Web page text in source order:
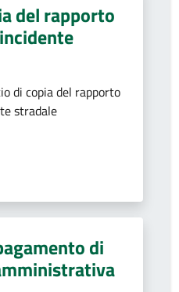
del rapporto
di copia del rapporto
stradale
di